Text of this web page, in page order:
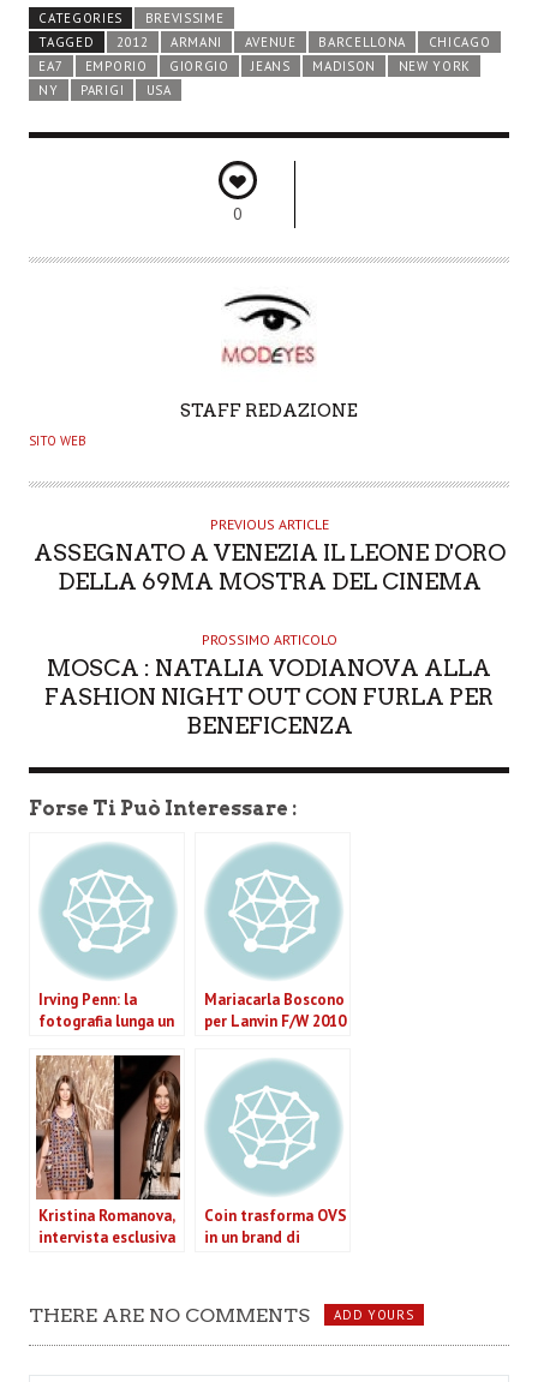
CATEGORIES
BREVISSIME
TAGGED
2012 ARMANI AVENUE BARCELLONA
CHICAGO
EA7
EMPORIO GIORGIO JEANS MADISON
NEW YORK
NY
PARIGI USA
0
U
H
R
STAFF REDAZIONE
SITO WEB
PREVIOUS ARTICLE
ASSEGNATO A VENEZIA IL LEONE D'ORO
DELLA 69MA MOSTRA DEL CINEMA
PROSSIMO ARTICOLO
MOSCA : NATALIA VODIANOVA ALLA
FASHION NIGHT OUT CON FURLA PER
BENEFICENZA
Forse Ti Può Interessare :
Irving Penn: la
fotografia lunga un
Mariacarla Boscono
per Lanvin F/W 2010
Kristina Romanova,
intervista esclusiva
Coin trasforma OVS
in un brand di
THERE ARE NO COMMENTS ADD YOURS